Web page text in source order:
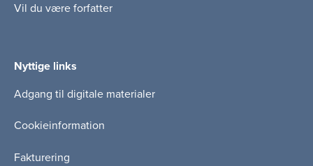
Vil du være forfatter
Nyttige links
Adgang til digitale materialer
Cookieinformation
Fakturering